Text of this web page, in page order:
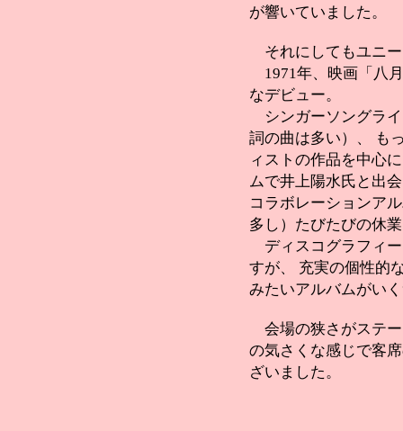
が響いていました。
それにしてもユニ
1971年、映画「八
なデビュー。
シンガーソングラ
詞の曲は多い）、 も
ィストの作品を中心
ムで井上陽水氏と出
コラボレーションア
多し）たびたびの休
ディスコグラフィ
すが、 充実の個性的
みたいアルバムがい
会場の狭さがステ
の気さくな感じで客
ざいました。